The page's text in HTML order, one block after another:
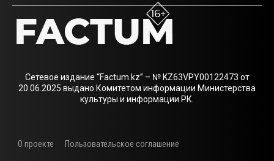
Сетевое издание “Factum.kz” – № KZ63VPY00122473 от
20.06.2025 выдано Комитетом информации Министерства
культуры и информации РК.
О проекте Пользовательское соглашение